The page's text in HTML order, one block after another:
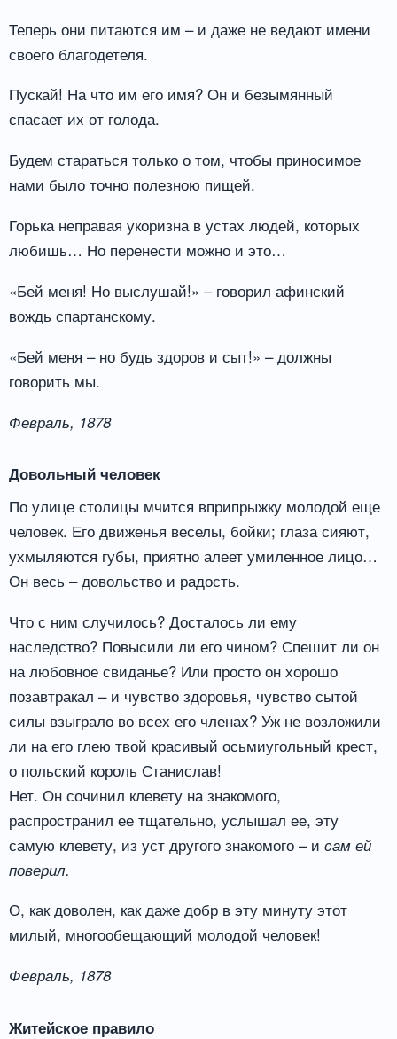
Теперь они питаются им – и даже не ведают имени
своего благодетеля.
Пускай! На что им его имя? Он и безымянный
спасает их от голода.
Будем стараться только о том, чтобы приносимое
нами было точно полезною пищей.
Горька неправая укоризна в устах людей, которых
любишь… Но перенести можно и это…
«Бей меня! Но выслушай!» – говорил афинский
вождь спартанскому.
«Бей меня – но будь здоров и сыт!» – должны
говорить мы.
Февраль, 1878
Довольный человек
По улице столицы мчится вприпрыжку молодой еще
человек. Его движенья веселы, бойки; глаза сияют,
ухмыляются губы, приятно алеет умиленное лицо…
Он весь – довольство и радость.
Что с ним случилось? Досталось ли ему
наследство? Повысили ли его чином? Спешит ли он
на любовное свиданье? Или просто он хорошо
позавтракал – и чувство здоровья, чувство сытой
силы взыграло во всех его членах? Уж не возложили
ли на его глею твой красивый осьмиугольный крест,
о польский король Станислав!
Нет. Он сочинил клевету на знакомого,
распространил ее тщательно, услышал ее, эту
самую клевету, из уст другого знакомого – и сам ей
поверил.
О, как доволен, как даже добр в эту минуту этот
милый, многообещающий молодой человек!
Февраль, 1878
Житейское правило